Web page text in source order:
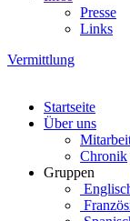
Presse
Links
Vermittlung
Startseite
Über uns
Chronik
Gruppen